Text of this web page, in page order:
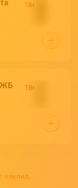
ЖБ
заклад